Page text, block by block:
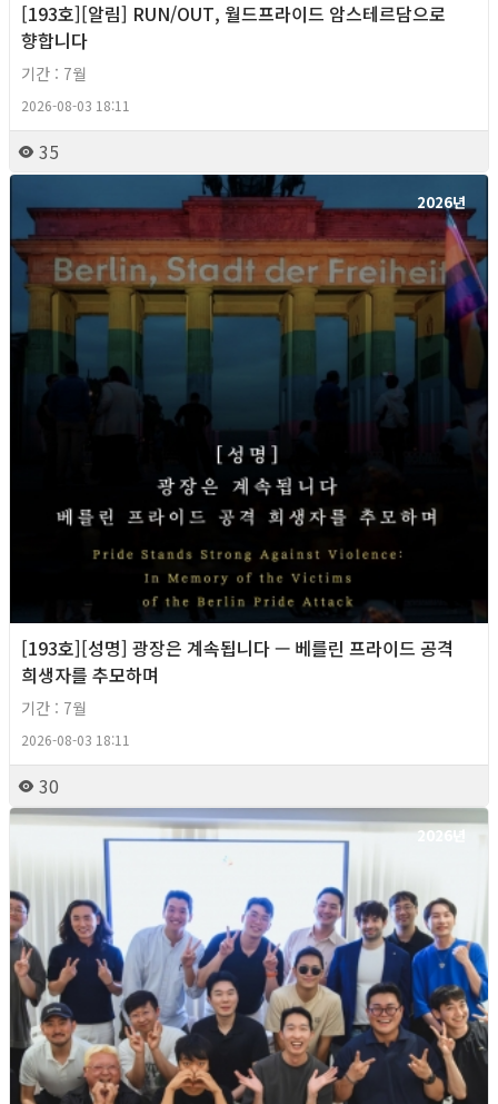
[193호][알림] RUN/OUT, 월드프라이드 암스테르담으로
향합니다
기간 : 7월
2026-08-03 18:11
35
2026년
[193호][성명] 광장은 계속됩니다 — 베를린 프라이드 공격
희생자를 추모하며
기간 : 7월
2026-08-03 18:11
30
2026년